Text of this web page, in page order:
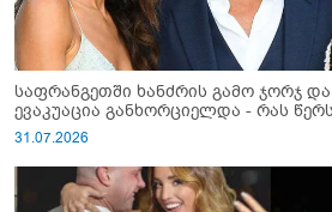
საფრანგეთში ხანძრის გამო ჯორჯ
ევაკუაცია განხორციელდა - რას
31.07.2026